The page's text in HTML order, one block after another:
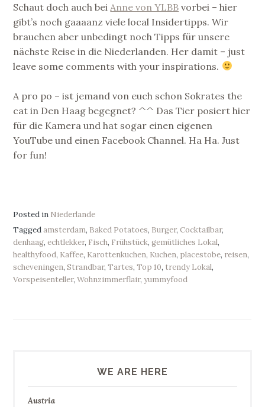
Schaut doch auch bei Anne von YLBB vorbei – hier
gibt’s noch gaaaanz viele local Insidertipps. Wir
brauchen aber unbedingt noch Tipps für unsere
nächste Reise in die Niederlanden. Her damit – just
leave some comments with your inspirations.
A pro po – ist jemand von euch schon Sokrates the
cat in Den Haag begegnet? ^^ Das Tier posiert hier
für die Kamera und hat sogar einen eigenen
YouTube und einen Facebook Channel. Ha Ha. Just
for fun!
Posted in Niederlande
Taggedamsterdam, Baked Potatoes, Burger,Cocktailbar,
denhaag,echtlekker, Fisch, Frühstück,gemütliches Lokal,
healthyfood, Kaffee, Karottenkuchen, Kuchen, placestobe, reisen,
scheveningen,Strandbar,Tartes,Top 10, trendy Lokal,
Vorspeisenteller,Wohnzimmerflair,yummyfood
WE ARE HERE
Austria